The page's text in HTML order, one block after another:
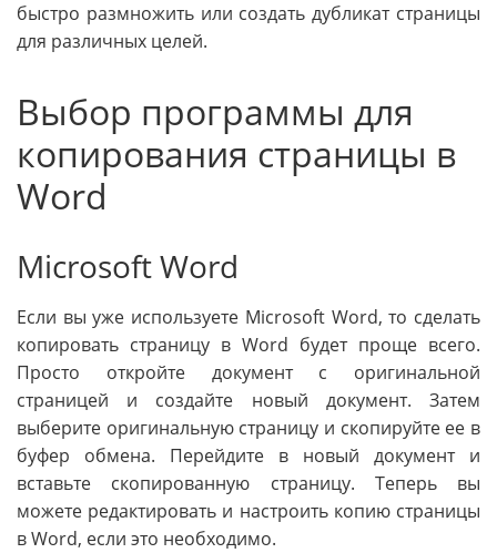
быстро размножить или создать дубликат страницы
для различных целей.
Выбор программы для
копирования страницы в
Word
Microsoft Word
Если вы уже используете Microsoft Word, то сделать
копировать страницу в Word будет проще всего.
Просто откройте документ с оригинальной
страницей и создайте новый документ. Затем
выберите оригинальную страницу и скопируйте ее в
буфер обмена. Перейдите в новый документ и
вставьте скопированную страницу. Теперь вы
можете редактировать и настроить копию страницы
в Word, если это необходимо.